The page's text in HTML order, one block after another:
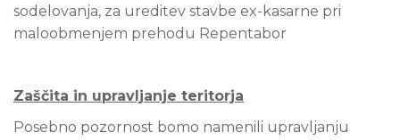
sodelovanja, za ureditev stavbe ex-kasarne pri
maloobmenjem prehodu Repentabor
Zaščita in upravljanje teritorja
Posebno pozornost bomo namenili upravljanju